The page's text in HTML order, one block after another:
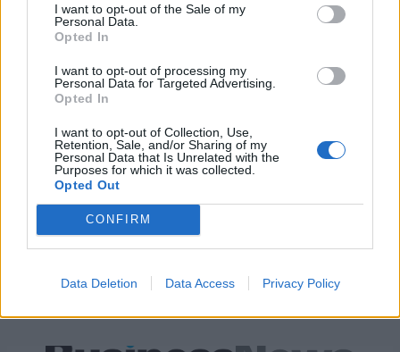
I want to opt-out of the Sale of my
Personal Data.
Opted In
I want to opt-out of processing my
Personal Data for Targeted Advertising.
Opted In
I want to opt-out of Collection, Use,
Retention, Sale, and/or Sharing of my
Personal Data that Is Unrelated with the
Purposes for which it was collected.
Opted Out
CONFIRM
Data Deletion Data Access Privacy Policy
Νεάνιδες απόψε κόντρα στη
Λιθουανία (live stream)
Περιστέρι
Ειδικό Χωροταξικό Πλαίσιο για τον Τουρισμό: Στρατηγικό εργαλείο
για βιώσιμη τουριστική ανάπτυξη
εκατ. ευρώ στο α' εξάμηνο –
Στα 734 εκατ. ευρώ τα EBITDA
σιδηροτροχιών στο Μετρό της
Αθήνας - Στο τελικό στάδιο το